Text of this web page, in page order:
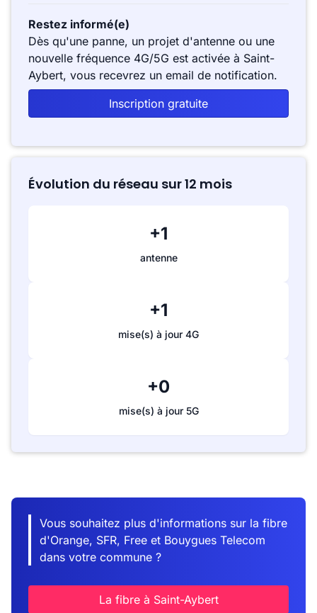
Restez informé(e)
Dès qu'une panne, un projet d'antenne ou une
nouvelle fréquence 4G/5G est activée à Saint-
Aybert, vous recevrez un email de notification.
Inscription gratuite
Évolution du réseau sur 12 mois
+1
antenne
+1
mise(s) à jour 4G
+0
mise(s) à jour 5G
Vous souhaitez plus d'informations sur la fibre
d'Orange, SFR, Free et Bouygues Telecom
dans votre commune ?
La fibre à Saint-Aybert